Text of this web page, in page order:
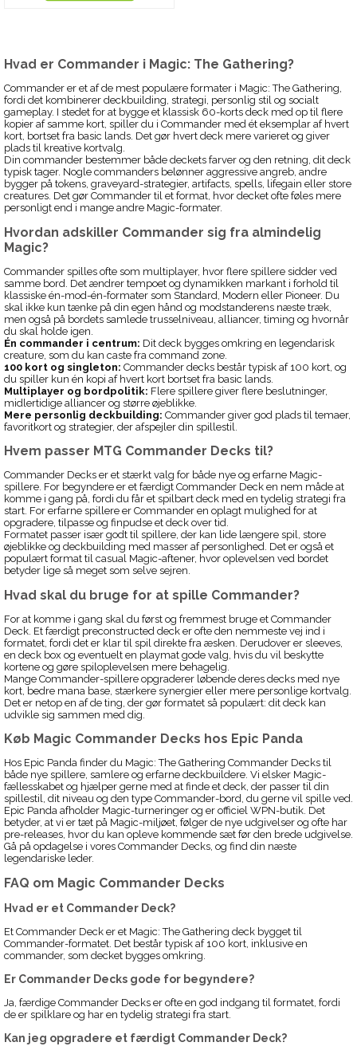
Hvad er Commander i Magic: The Gathering?
Commander er et af de mest populære formater i Magic: The Gathering,
fordi det kombinerer deckbuilding, strategi, personlig stil og socialt
gameplay. I stedet for at bygge et klassisk 60-korts deck med op til flere
kopier af samme kort, spiller du i Commander med ét eksemplar af hvert
kort, bortset fra basic lands. Det gør hvert deck mere varieret og giver
plads til kreative kortvalg.
Din commander bestemmer både deckets farver og den retning, dit deck
typisk tager. Nogle commanders belønner aggressive angreb, andre
bygger på tokens, graveyard-strategier, artifacts, spells, lifegain eller store
creatures. Det gør Commander til et format, hvor decket ofte føles mere
personligt end i mange andre Magic-formater.
Hvordan adskiller Commander sig fra almindelig
Magic?
Commander spilles ofte som multiplayer, hvor flere spillere sidder ved
samme bord. Det ændrer tempoet og dynamikken markant i forhold til
klassiske én-mod-én-formater som Standard, Modern eller Pioneer. Du
skal ikke kun tænke på din egen hånd og modstanderens næste træk,
men også på bordets samlede trusselniveau, alliancer, timing og hvornår
du skal holde igen.
Én commander i centrum: Dit deck bygges omkring en legendarisk
creature, som du kan caste fra command zone.
100 kort og singleton: Commander decks består typisk af 100 kort, og
du spiller kun én kopi af hvert kort bortset fra basic lands.
Multiplayer og bordpolitik: Flere spillere giver flere beslutninger,
midlertidige alliancer og større øjeblikke.
Mere personlig deckbuilding: Commander giver god plads til temaer,
favoritkort og strategier, der afspejler din spillestil.
Hvem passer MTG Commander Decks til?
Commander Decks er et stærkt valg for både nye og erfarne Magic-
spillere. For begyndere er et færdigt Commander Deck en nem måde at
komme i gang på, fordi du får et spilbart deck med en tydelig strategi fra
start. For erfarne spillere er Commander en oplagt mulighed for at
opgradere, tilpasse og finpudse et deck over tid.
Formatet passer især godt til spillere, der kan lide længere spil, store
øjeblikke og deckbuilding med masser af personlighed. Det er også et
populært format til casual Magic-aftener, hvor oplevelsen ved bordet
betyder lige så meget som selve sejren.
Hvad skal du bruge for at spille Commander?
For at komme i gang skal du først og fremmest bruge et Commander
Deck. Et færdigt preconstructed deck er ofte den nemmeste vej ind i
formatet, fordi det er klar til spil direkte fra æsken. Derudover er sleeves,
en deck box og eventuelt en playmat gode valg, hvis du vil beskytte
kortene og gøre spiloplevelsen mere behagelig.
Mange Commander-spillere opgraderer løbende deres decks med nye
kort, bedre mana base, stærkere synergier eller mere personlige kortvalg.
Det er netop en af de ting, der gør formatet så populært: dit deck kan
udvikle sig sammen med dig.
Køb Magic Commander Decks hos Epic Panda
Hos Epic Panda finder du Magic: The Gathering Commander Decks til
både nye spillere, samlere og erfarne deckbuildere. Vi elsker Magic-
fællesskabet og hjælper gerne med at finde et deck, der passer til din
spillestil, dit niveau og den type Commander-bord, du gerne vil spille ved.
Epic Panda afholder Magic-turneringer og er officiel WPN-butik. Det
betyder, at vi er tæt på Magic-miljøet, følger de nye udgivelser og ofte har
pre-releases, hvor du kan opleve kommende sæt før den brede udgivelse.
Gå på opdagelse i vores Commander Decks, og find din næste
legendariske leder.
FAQ om Magic Commander Decks
Hvad er et Commander Deck?
Et Commander Deck er et Magic: The Gathering deck bygget til
Commander-formatet. Det består typisk af 100 kort, inklusive en
commander, som decket bygges omkring.
Er Commander Decks gode for begyndere?
Ja, færdige Commander Decks er ofte en god indgang til formatet, fordi
de er spilklare og har en tydelig strategi fra start.
Kan jeg opgradere et færdigt Commander Deck?